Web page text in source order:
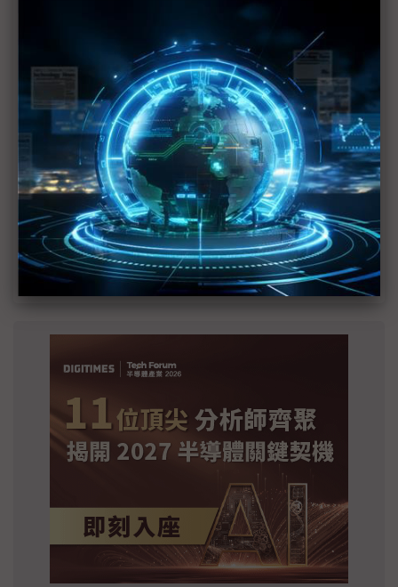
MLCC訂單過熱、出貨比創高 村田示警全球AI基
2027全年記憶體產能提前售罄 買家「祕而不
宣」只怕買不夠
英特爾EMIB良率達標 聯發科第2代ASIC產品
2028準時量產
SpaceX晶片採購大轉向 Elon Musk捨超微全面
採用NVIDIA
光進銅退更明確？ 聯發科估SerDes 448G為銅
線「最終戰場」